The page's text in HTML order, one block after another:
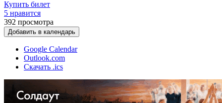
Купить билет
5 нравится
392 просмотра
Добавить в календарь
Google Calendar
Outlook.com
Скачать .ics